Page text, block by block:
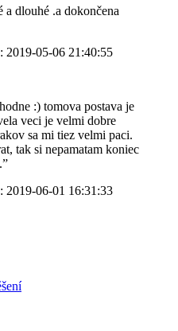
a dlouhé .a dokončena
05-06 21:40:55
:) tomova postava je
veci je velmi dobre
sa mi tiez velmi paci.
tak si nepamatam koniec
06-01 16:31:33